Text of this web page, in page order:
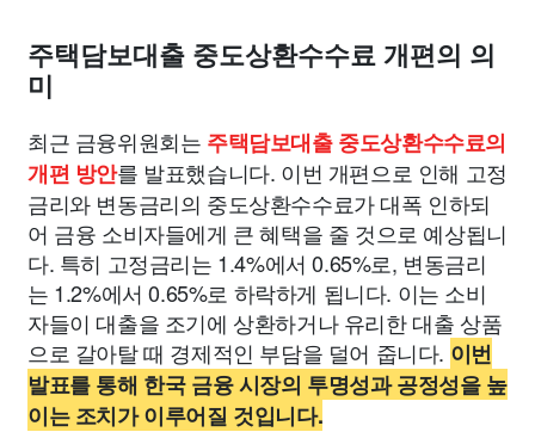
주택담보대출 중도상환수수료 개편의 의
미
최근 금융위원회는 주택담보대출 중도상환수수료의
개편 방안를 발표했습니다. 이번 개편으로 인해 고정
금리와 변동금리의 중도상환수수료가 대폭 인하되
어 금융 소비자들에게 큰 혜택을 줄 것으로 예상됩니
다. 특히 고정금리는 1.4%에서 0.65%로, 변동금리
는 1.2%에서 0.65%로 하락하게 됩니다. 이는 소비
자들이 대출을 조기에 상환하거나 유리한 대출 상품
으로 갈아탈 때 경제적인 부담을 덜어 줍니다. 이번
발표를 통해 한국 금융 시장의 투명성과 공정성을 높
이는 조치가 이루어질 것입니다.